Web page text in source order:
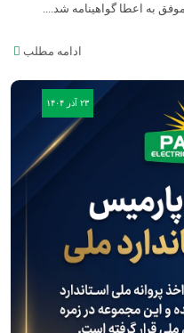
به اعطا گواهینامه شد....
ادامه مطلب
۲۳ آذر ۱۴۰۴